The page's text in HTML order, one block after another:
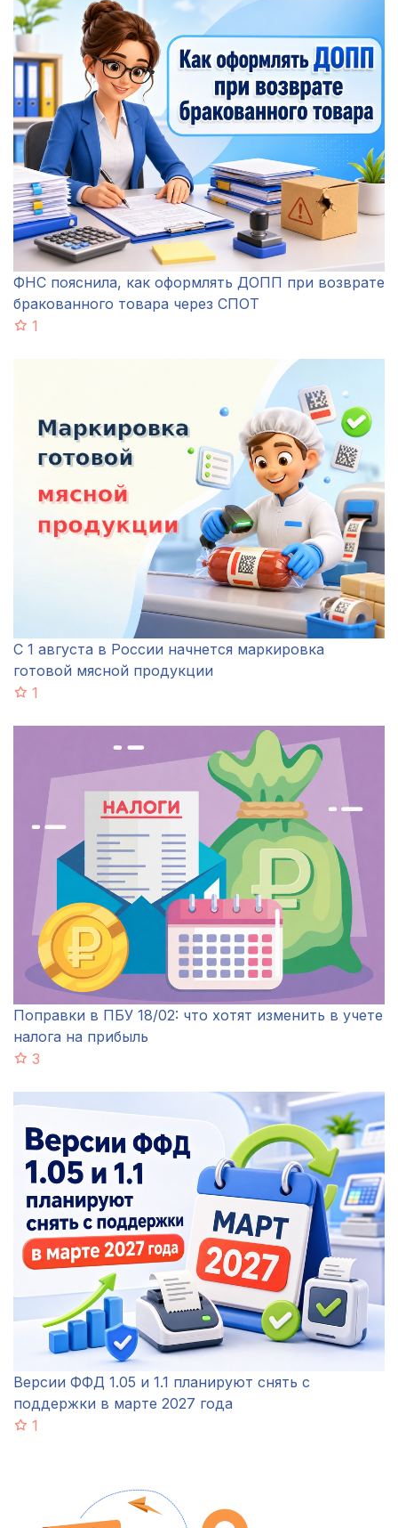
ФНС пояснила, как оформлять ДОПП при возврате
бракованного товара через СПОТ
1
С 1 августа в России начнется маркировка
готовой мясной продукции
1
Поправки в ПБУ 18/02: что хотят изменить в учете
налога на прибыль
3
Версии ФФД 1.05 и 1.1 планируют снять с
поддержки в марте 2027 года
1